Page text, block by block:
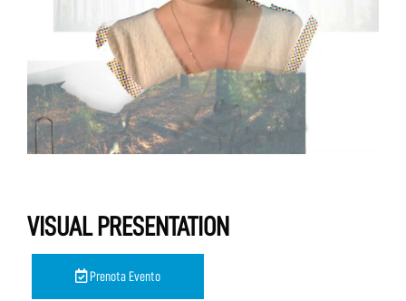
VISUAL PRESENTATION
Prenota Evento